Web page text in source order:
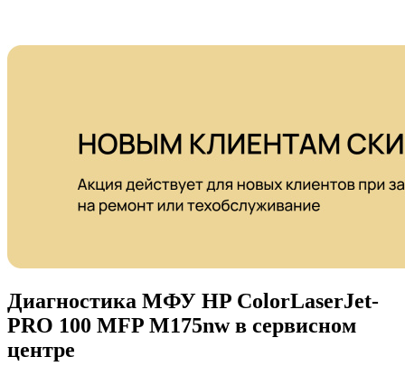
Диагностика МФУ HP ColorLaserJet-
PRO 100 MFP M175nw в сервисном
центре